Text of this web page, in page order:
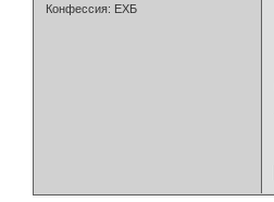
Конфессия: ЕХБ